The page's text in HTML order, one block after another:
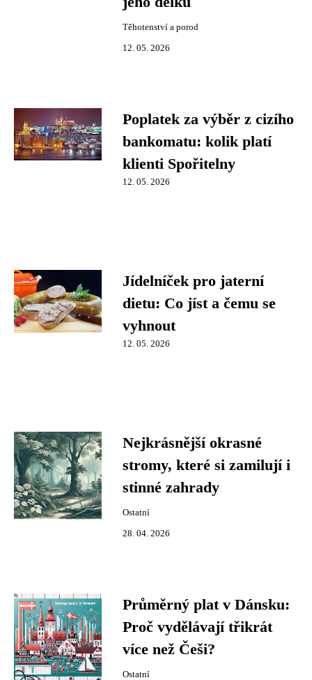
Těhotenství a porod
12. 05. 2026
Poplatek za výběr z cizího
bankomatu: kolik platí
klienti Spořitelny
12. 05. 2026
Jídelníček pro jaterní
dietu: Co jíst a čemu se
vyhnout
12. 05. 2026
Nejkrásnější okrasné
stromy, které si zamilují i
stinné zahrady
Ostatní
28. 04. 2026
Průměrný plat v Dánsku:
Proč vydělávají třikrát
více než Češi?
Ostatní